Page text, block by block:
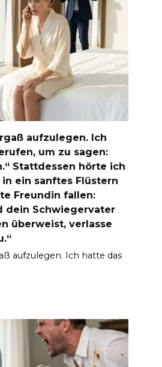
aufzulegen. Ich
um zu sagen:
Stattdessen hörte ich
ein sanftes Flüstern
Freundin fallen:
dein Schwiegervater
überweist, verlasse
aufzulegen. Ich hatte das